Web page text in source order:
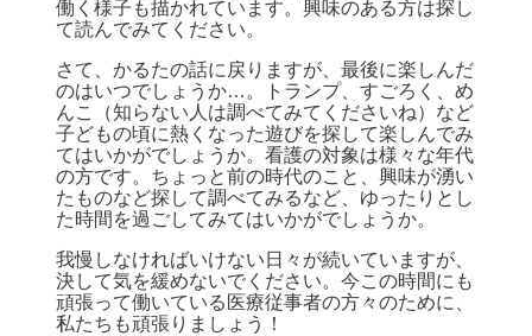
働く様子も描かれています。興味のある方は探し
て読んでみてください。
さて、かるたの話に戻りますが、最後に楽しんだ
のはいつでしょうか…。トランプ、すごろく、め
んこ（知らない人は調べてみてくださいね）など
子どもの頃に熱くなった遊びを探して楽しんでみ
てはいかがでしょうか。看護の対象は様々な年代
の方です。ちょっと前の時代のこと、興味が湧い
たものなど探して調べてみるなど、ゆったりとし
た時間を過ごしてみてはいかがでしょうか。
我慢しなければいけない日々が続いていますが、
決して気を緩めないでください。今この時間にも
頑張って働いている医療従事者の方々のために、
私たちも頑張りましょう！